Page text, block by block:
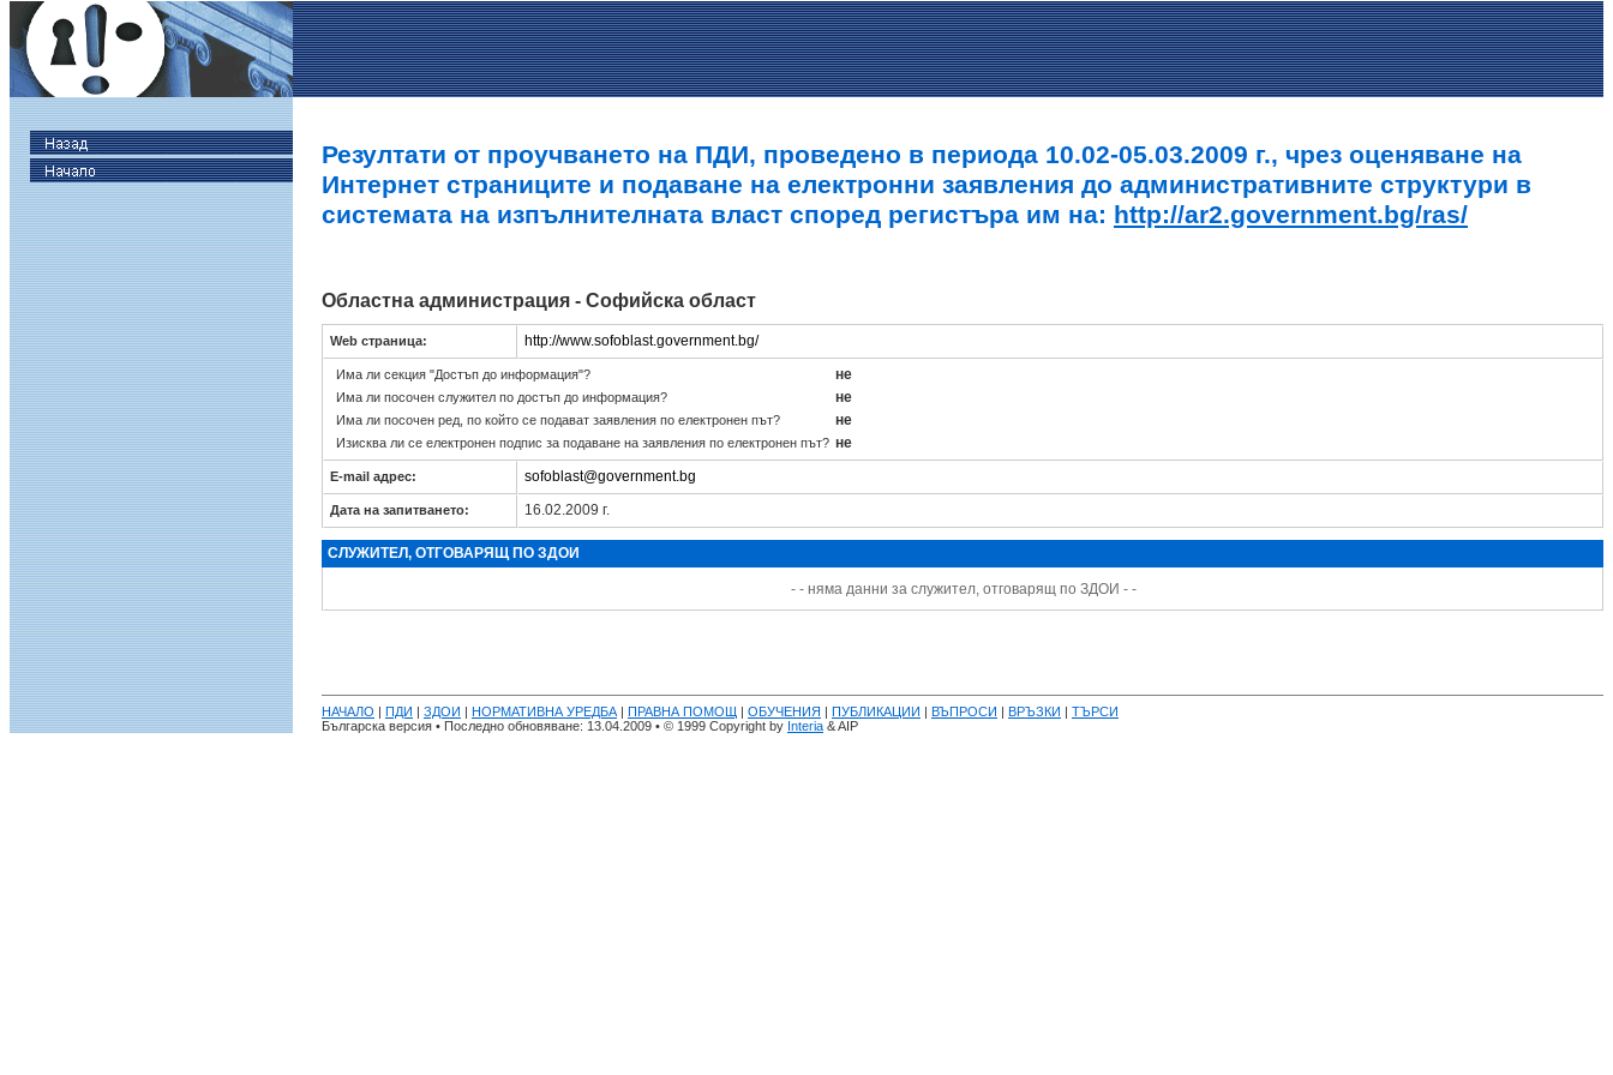
Резултати от проучването на ПДИ, проведено в периода 10.02-05.03.2009 г., чрез оценяване на
Интернет страниците и подаване на електронни заявления до административните структури в
системата на изпълнителната власт според регистъра им на: http://ar2.government.bg/ras/
Областна администрация - Софийска област
Web страница: http://www.sofoblast.government.bg/
Има ли секция "Достъп до информация"? не
Има ли посочен служител по достъп до информация? не
Има ли посочен ред, по който се подават заявления по електронен път? не
Изисква ли се електронен подпис за подаване на заявления по електронен път? не
E-mail адрес: sofoblast@government.bg
Дата на запитването: 16.02.2009 г.
СЛУЖИТЕЛ, ОТГОВАРЯЩ ПО ЗДОИ
- - няма данни за служител, отговарящ по ЗДОИ - -
НАЧАЛО | ПДИ | ЗДОИ | НОРМАТИВНА УРЕДБА | ПРАВНА ПОМОЩ | ОБУЧЕНИЯ | ПУБЛИКАЦИИ | ВЪПРОСИ | ВРЪЗКИ | ТЪРСИ
Българска версия • Последно обновяване: 13.04.2009 • © 1999 Copyright by Interia & AIP